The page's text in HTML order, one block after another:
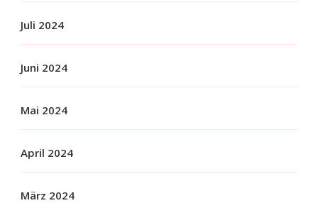
Juli 2024
Juni 2024
Mai 2024
April 2024
März 2024